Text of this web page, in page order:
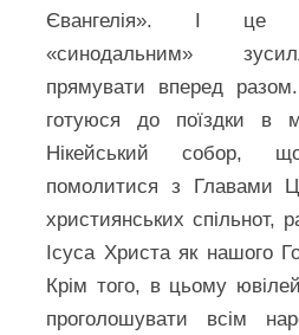
Євангелія». І це
«синодальним»
прямувати вперед
готуюся до поїздки в
Нікейський собор,
помолитися з Главами
християнських спільнот,
Ісуса Христа як нашого
Крім того, в цьому
проголошувати всім